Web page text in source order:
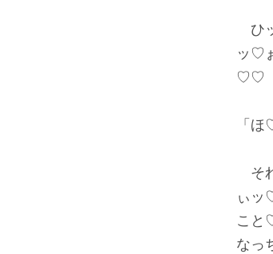
ひ
ッ♡
♡♡
「
そ
ぃ
こと
なっ